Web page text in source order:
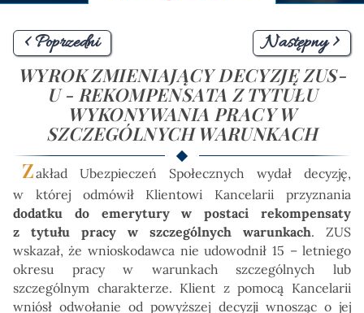
< Poprzedni
Następny >
WYROK ZMIENIAJĄCY DECYZJĘ ZUS-
U - REKOMPENSATA Z TYTUŁU
WYKONYWANIA PRACY W
SZCZEGÓLNYCH WARUNKACH
Zakład Ubezpieczeń Społecznych wydał decyzję,
w której odmówił Klientowi Kancelarii przyznania
dodatku do emerytury w postaci rekompensaty
z tytułu pracy w szczególnych warunkach. ZUS
wskazał, że wnioskodawca nie udowodnił 15 – letniego
okresu pracy w warunkach szczególnych lub
szczególnym charakterze. Klient z pomocą Kancelarii
wniósł odwołanie od powyższej decyzji wnosząc o jej